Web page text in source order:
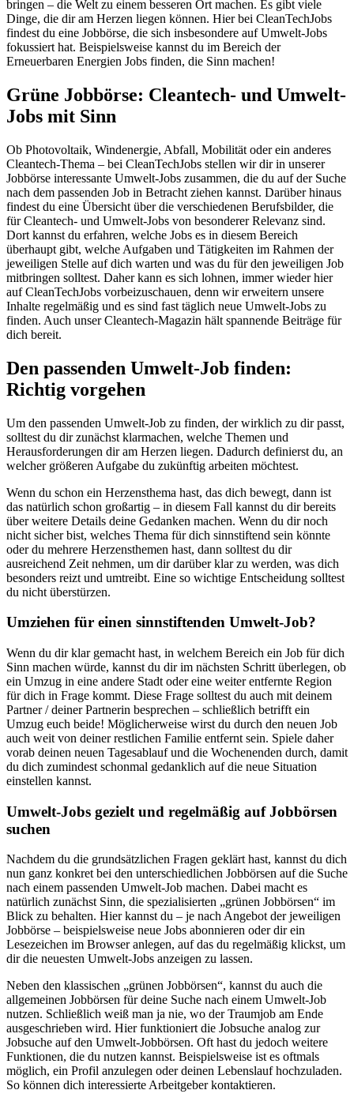
bringen – die Welt zu einem besseren Ort machen. Es gibt viele
Dinge, die dir am Herzen liegen können. Hier bei CleanTechJobs
findest du eine Jobbörse, die sich insbesondere auf Umwelt-Jobs
fokussiert hat. Beispielsweise kannst du im Bereich der
Erneuerbaren Energien Jobs finden, die Sinn machen!
Grüne Jobbörse: Cleantech- und Umwelt-
Jobs mit Sinn
Ob Photovoltaik, Windenergie, Abfall, Mobilität oder ein anderes
Cleantech-Thema – bei CleanTechJobs stellen wir dir in unserer
Jobbörse interessante Umwelt-Jobs zusammen, die du auf der Suche
nach dem passenden Job in Betracht ziehen kannst. Darüber hinaus
findest du eine Übersicht über die verschiedenen Berufsbilder, die
für Cleantech- und Umwelt-Jobs von besonderer Relevanz sind.
Dort kannst du erfahren, welche Jobs es in diesem Bereich
überhaupt gibt, welche Aufgaben und Tätigkeiten im Rahmen der
jeweiligen Stelle auf dich warten und was du für den jeweiligen Job
mitbringen solltest. Daher kann es sich lohnen, immer wieder hier
auf CleanTechJobs vorbeizuschauen, denn wir erweitern unsere
Inhalte regelmäßig und es sind fast täglich neue Umwelt-Jobs zu
finden. Auch unser Cleantech-Magazin hält spannende Beiträge für
dich bereit.
Den passenden Umwelt-Job finden:
Richtig vorgehen
Um den passenden Umwelt-Job zu finden, der wirklich zu dir passt,
solltest du dir zunächst klarmachen, welche Themen und
Herausforderungen dir am Herzen liegen. Dadurch definierst du, an
welcher größeren Aufgabe du zukünftig arbeiten möchtest.
Wenn du schon ein Herzensthema hast, das dich bewegt, dann ist
das natürlich schon großartig – in diesem Fall kannst du dir bereits
über weitere Details deine Gedanken machen. Wenn du dir noch
nicht sicher bist, welches Thema für dich sinnstiftend sein könnte
oder du mehrere Herzensthemen hast, dann solltest du dir
ausreichend Zeit nehmen, um dir darüber klar zu werden, was dich
besonders reizt und umtreibt. Eine so wichtige Entscheidung solltest
du nicht überstürzen.
Umziehen für einen sinnstiftenden Umwelt-Job?
Wenn du dir klar gemacht hast, in welchem Bereich ein Job für dich
Sinn machen würde, kannst du dir im nächsten Schritt überlegen, ob
ein Umzug in eine andere Stadt oder eine weiter entfernte Region
für dich in Frage kommt. Diese Frage solltest du auch mit deinem
Partner / deiner Partnerin besprechen – schließlich betrifft ein
Umzug euch beide! Möglicherweise wirst du durch den neuen Job
auch weit von deiner restlichen Familie entfernt sein. Spiele daher
vorab deinen neuen Tagesablauf und die Wochenenden durch, damit
du dich zumindest schonmal gedanklich auf die neue Situation
einstellen kannst.
Umwelt-Jobs gezielt und regelmäßig auf Jobbörsen
suchen
Nachdem du die grundsätzlichen Fragen geklärt hast, kannst du dich
nun ganz konkret bei den unterschiedlichen Jobbörsen auf die Suche
nach einem passenden Umwelt-Job machen. Dabei macht es
natürlich zunächst Sinn, die spezialisierten „grünen Jobbörsen“ im
Blick zu behalten. Hier kannst du – je nach Angebot der jeweiligen
Jobbörse – beispielsweise neue Jobs abonnieren oder dir ein
Lesezeichen im Browser anlegen, auf das du regelmäßig klickst, um
dir die neuesten Umwelt-Jobs anzeigen zu lassen.
Neben den klassischen „grünen Jobbörsen“, kannst du auch die
allgemeinen Jobbörsen für deine Suche nach einem Umwelt-Job
nutzen. Schließlich weiß man ja nie, wo der Traumjob am Ende
ausgeschrieben wird. Hier funktioniert die Jobsuche analog zur
Jobsuche auf den Umwelt-Jobbörsen. Oft hast du jedoch weitere
Funktionen, die du nutzen kannst. Beispielsweise ist es oftmals
möglich, ein Profil anzulegen oder deinen Lebenslauf hochzuladen.
So können dich interessierte Arbeitgeber kontaktieren.